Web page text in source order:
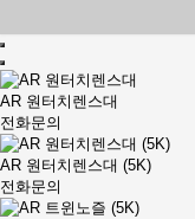
AR 원터치렌스대
전화문의
AR 원터치렌스대 (5K)
전화문의